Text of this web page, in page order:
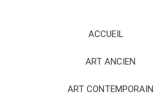
ACCUEIL
ART ANCIEN
ART CONTEMPORAIN